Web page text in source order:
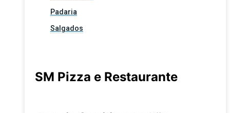
Padaria
Salgados
SM Pizza e Restaurante